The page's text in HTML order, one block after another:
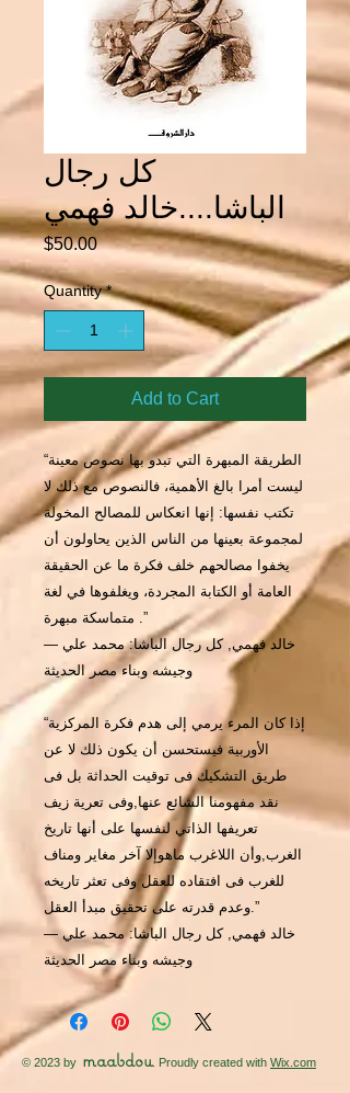
كل رجال
الباشا....خالد فهمي
$50.00Price
Quantity *
Add to Cart
“الطريقة المبهرة التي تبدو بها نصوص معينة
ليست أمرا بالغ الأهمية، فالنصوص مع ذلك لا
تكتب نفسها: إنها انعكاس للمصالح المخولة
لمجموعة بعينها من الناس الذين يحاولون أن
يخفوا مصالحهم خلف فكرة ما عن الحقيقة
العامة أو الكتابة المجردة، ويغلفوها في لغة
متماسكة مبهرة .”
― خالد فهمي, كل رجال الباشا: محمد علي
وجيشه وبناء مصر الحديثة
“إذا كان المرء يرمي إلى هدم فكرة المركزية
الأوربية فيستحسن أن يكون ذلك لا عن
طريق التشكيك فى توقيت الحداثة بل فى
نقد مفهومنا الشائع عنها,وفى تعرية زيف
تعريفها الذاتي لنفسها على أنها تاريخ
الغرب,وأن اللاغرب ماهوإلا آخر مغاير ومناف
للغرب فى افتقاده للعقل وفى تعثر تاريخه
وعدم قدرته على تحقيق مبدأ العقل.”
― خالد فهمي, كل رجال الباشا: محمد علي
وجيشه وبناء مصر الحديثة
© 2023 by maabdou. Proudly created with Wix.com